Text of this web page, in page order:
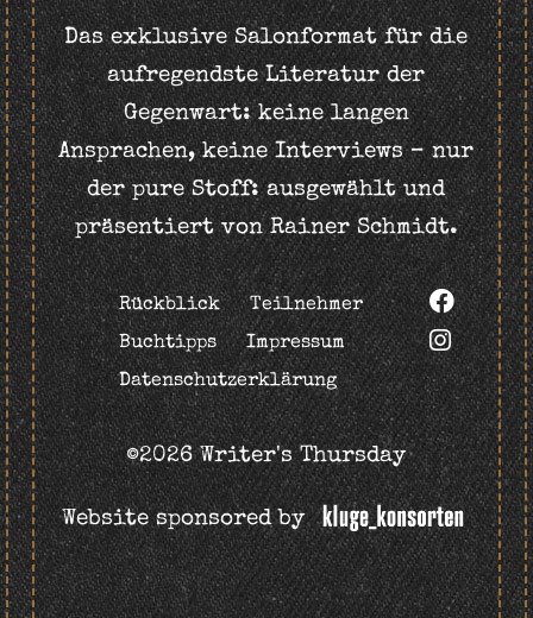
Das exklusive Salonformat für die
aufregendste Literatur der
Gegenwart: keine langen
Ansprachen, keine Interviews – nur
der pure Stoff: ausgewählt und
präsentiert von Rainer Schmidt.
Rückblick
Teilnehmer
Buchtipps
Impressum
Datenschutzerklärung
©2026 Writer's Thursday
Website sponsored by